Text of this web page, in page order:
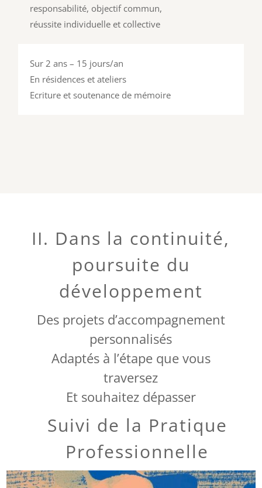
responsabilité, objectif commun,
réussite individuelle et collective
Sur 2 ans – 15 jours/an
En résidences et ateliers
Ecriture et soutenance de mémoire
II. Dans la continuité,
poursuite du
développement
Des projets d’accompagnement
personnalisés
Adaptés à l’étape que vous
traversez
Et souhaitez dépasser
Suivi de la Pratique
Professionnelle